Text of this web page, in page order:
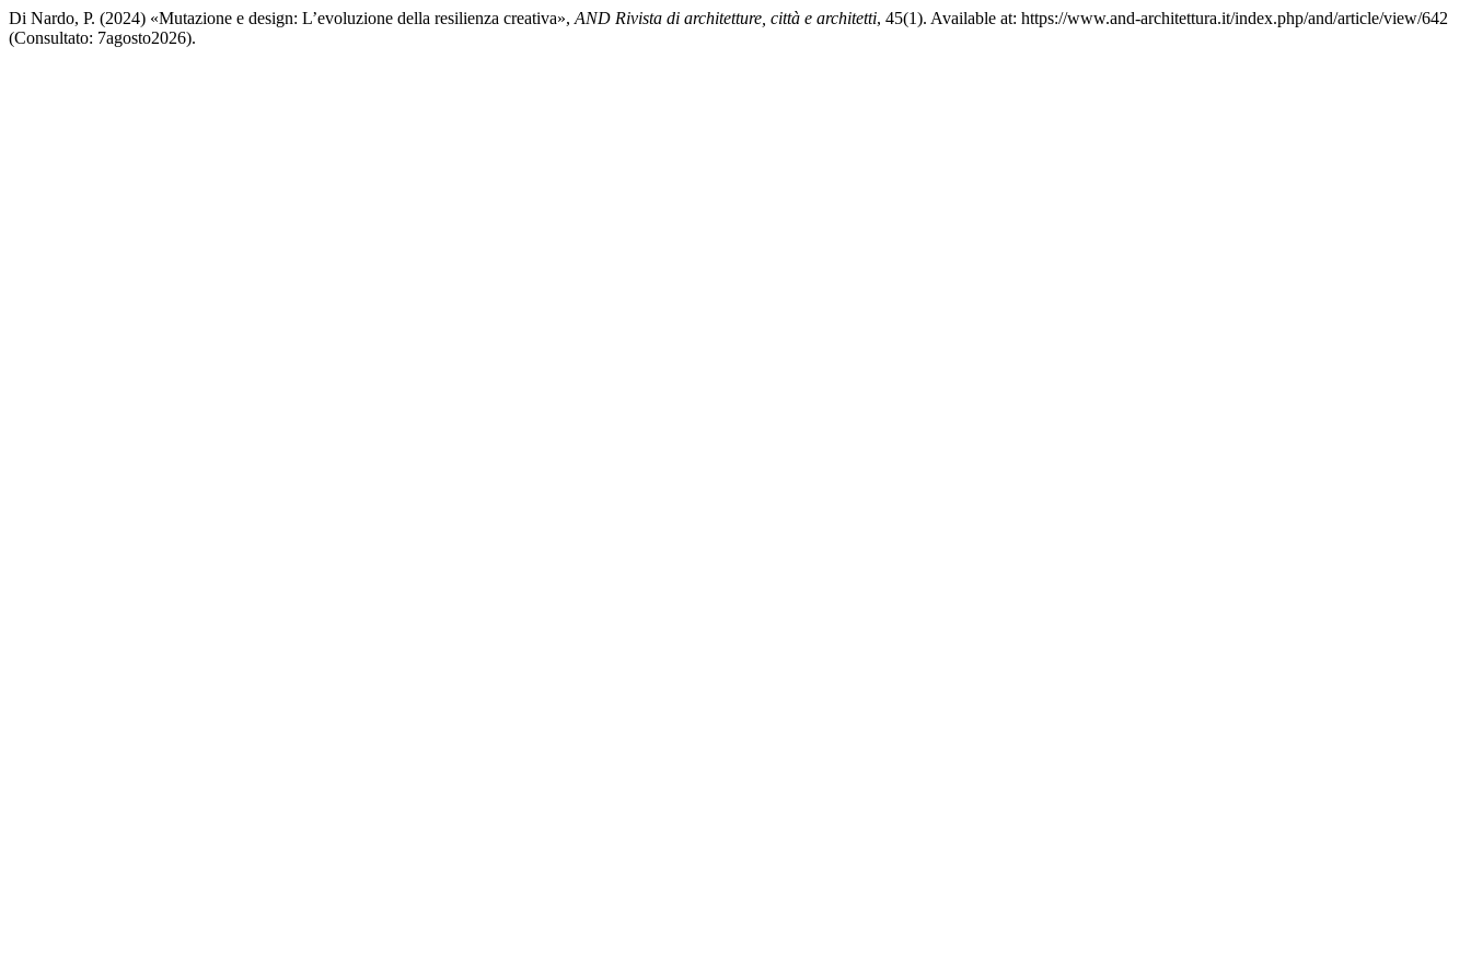
Di Nardo, P. (2024) «Mutazione e design: L’evoluzione della resilienza creativa», AND Rivista di architetture, città e architetti, 45(1). Available at: https://www.and-architettura.it/index.php/and/article/view/642
(Consultato: 7agosto2026).